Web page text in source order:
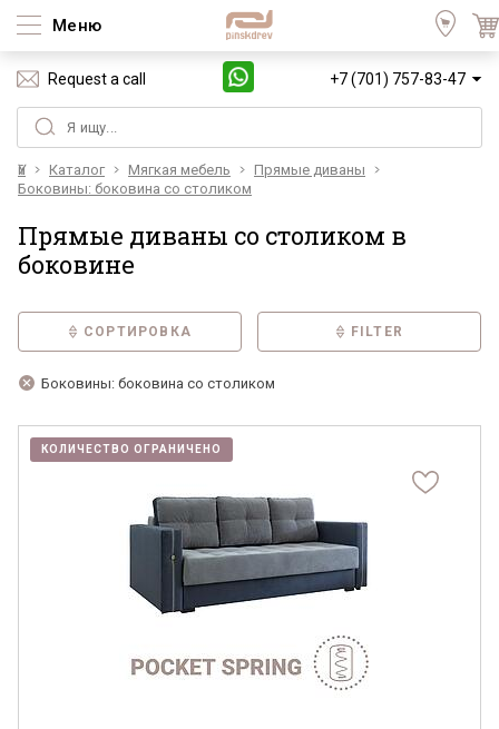
Меню
Request a call +7 (701) 757-83-47
Үй Каталог Мягкая мебель
Прямые диваны
Боковины: боковина со столиком
Прямые диваны со столиком в
боковине
СОРТИРОВКА FILTER
Боковины: боковина со столиком
КОЛИЧЕСТВО ОГРАНИЧЕНО